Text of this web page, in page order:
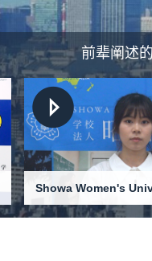
前辈阐述
Showa Women's
ZHENG LINKE